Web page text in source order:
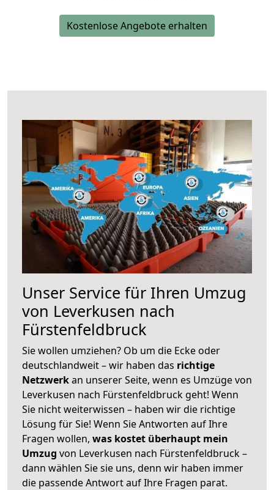
Kostenlose Angebote erhalten
Unser Service für Ihren Umzug
von Leverkusen nach
Fürstenfeldbruck
Sie wollen umziehen? Ob um die Ecke oder
deutschlandweit – wir haben das richtige
Netzwerkan unserer Seite, wenn es Umzüge von
Leverkusen nach Fürstenfeldbruck geht! Wenn
Sie nicht weiterwissen – haben wir die richtige
Lösung für Sie! Wenn Sie Antworten auf Ihre
Fragen wollen, was kostet überhaupt mein
Umzug von Leverkusen nach Fürstenfeldbruck –
dann wählen Sie sie uns, denn wir haben immer
die passende Antwort auf Ihre Fragen parat.